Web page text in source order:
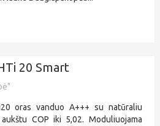
20 Smart
oras vanduo A+++ su natūraliu
COP iki 5,02. Moduliuojama